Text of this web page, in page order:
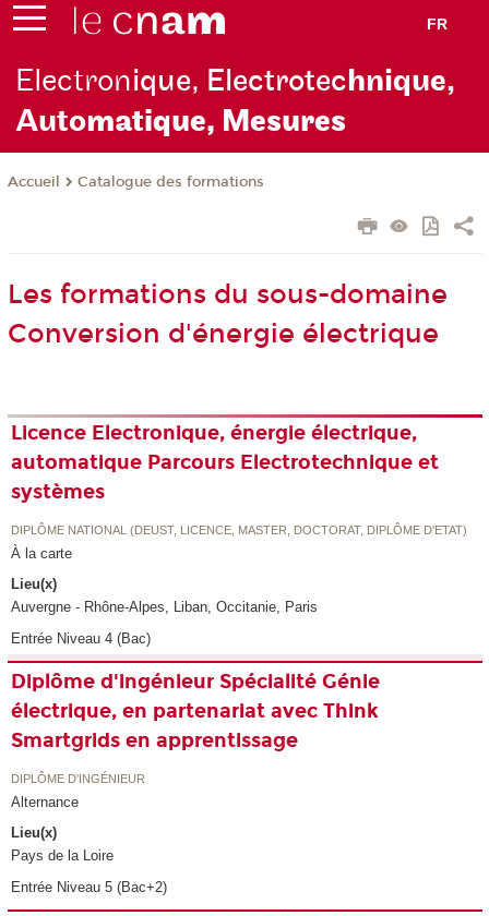
FR
Electronique, Electrotechnique,
Automatique, Mesures
Accueil Catalogue des formations
Les formations du sous-domaine
Conversion d'énergie électrique
Licence Electronique, énergie électrique,
automatique Parcours Electrotechnique et
systèmes
DIPLÔME NATIONAL (DEUST, LICENCE, MASTER, DOCTORAT, DIPLÔME D'ETAT)
À la carte
Lieu(x)
Auvergne - Rhône-Alpes, Liban, Occitanie, Paris
Entrée Niveau 4 (Bac)
Diplôme d'ingénieur Spécialité Génie
électrique, en partenariat avec Think
Smartgrids en apprentissage
DIPLÔME D'INGÉNIEUR
Alternance
Lieu(x)
Pays de la Loire
Entrée Niveau 5 (Bac+2)